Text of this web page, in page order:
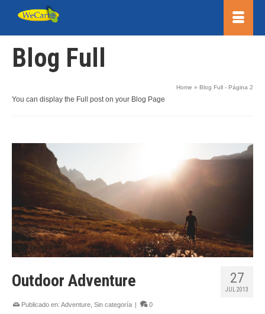
Blog Full
Home » Blog Full - Página 2
You can display the Full post on your Blog Page
27
JUL 2013
Outdoor Adventure
Publicado en: Adventure Sin categoría | 0